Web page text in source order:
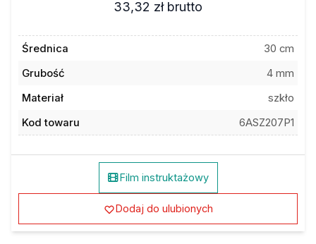
33,32 zł brutto
Średnica
30 cm
Grubość
4 mm
Materiał
szkło
Kod towaru
6ASZ207P1
Film instruktażowy
Dodaj do ulubionych